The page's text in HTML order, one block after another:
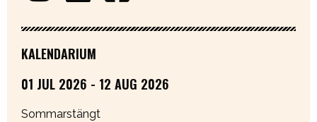
KALENDARIUM
01 JUL 2026 - 12 AUG 2026
Sommarstängt